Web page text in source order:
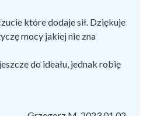
które dodaje sił. Dziękuje
mocy jakiej nie zna
do ideału, jednak robię